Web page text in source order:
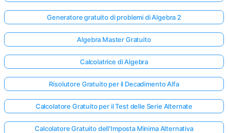
Generatore gratuito di problemi di Algebra 2
Algebra Master Gratuito
Calcolatrice di Algebra
Risolutore Gratuito per il Decadimento Alfa
Calcolatore Gratuito per il Test delle Serie Alternate
Calcolatore Gratuito dell'Imposta Minima Alternativa